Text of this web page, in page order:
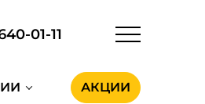
01-11
АКЦИИ